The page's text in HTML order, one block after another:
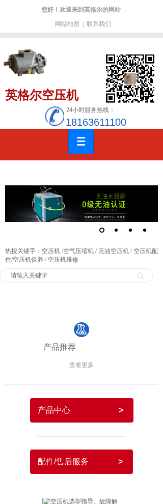
您好！欢迎来到英格尔的网站
网站地图
联系我们
英格尔空压机
24小时服务热线：
18163611100
热搜关键字：空压机 /空气压缩机 / 无油空压机 / 空压机配
件/空压机保养 / 空压机维修
产品推荐
查看更多
产品中心 >
配件/售后服务 >